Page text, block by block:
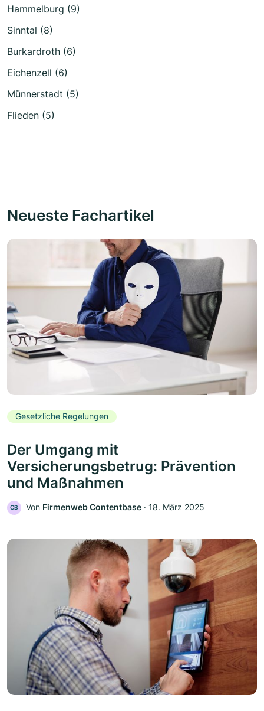
Hammelburg (9)
Sinntal (8)
Burkardroth (6)
Eichenzell (6)
Münnerstadt (5)
Flieden (5)
Neueste Fachartikel
Gesetzliche Regelungen
Der Umgang mit
Versicherungsbetrug: Prävention
und Maßnahmen
CB Von Firmenweb Contentbase ‧ 18. März 2025